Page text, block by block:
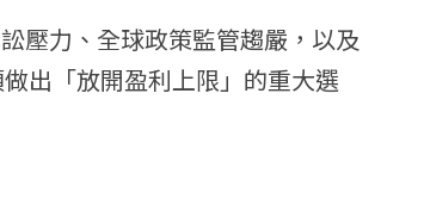
壓力、全球政策監管趨嚴，以及
出「放開盈利上限」的重大選